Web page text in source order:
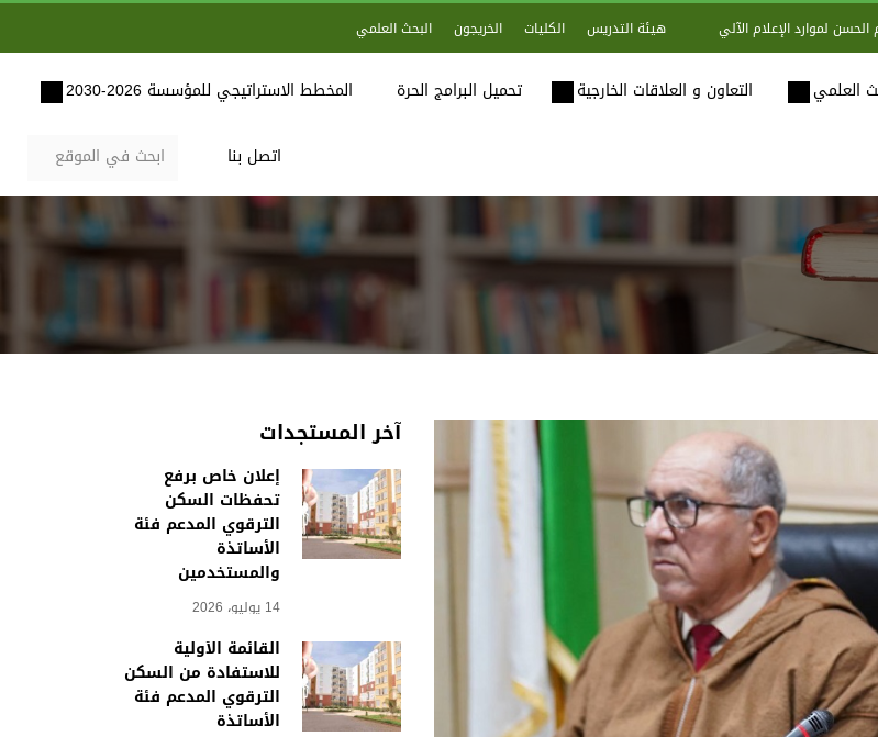
لموارد الإعلام الآلي هيئة التدريس الكليات الخريجون البحث العلمي
العلمي التعاون و العلاقات الخارجية تحميل البرامج الحرة المخطط الاستراتيجي للمؤسسة 2026-2030
اتصل بنا
آخر المستجدات
إعلان خاص برفع
تحفظات السكن
الترقوي المدعم فئة
الأساتذة
والمستخدمين
14 يوليو، 2026
القائمة الأولية
للاستفادة من السكن
الترقوي المدعم فئة
الأساتذة